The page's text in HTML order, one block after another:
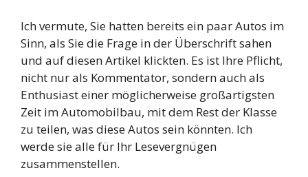
Ich vermute, Sie hatten bereits ein paar Autos im
Sinn, als Sie die Frage in der Überschrift sahen
und auf diesen Artikel klickten. Es ist Ihre Pflicht,
nicht nur als Kommentator, sondern auch als
Enthusiast einer möglicherweise großartigsten
Zeit im Automobilbau, mit dem Rest der Klasse
zu teilen, was diese Autos sein könnten. Ich
werde sie alle für Ihr Lesevergnügen
zusammenstellen.